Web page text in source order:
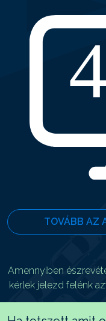
TOVÁBB AZ
Amennyiben
kérlek jelezd felénk